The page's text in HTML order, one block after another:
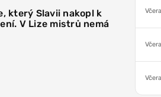
který Slavii nakopl k
V Lize mistrů nemá
Včera
Včera
Včera